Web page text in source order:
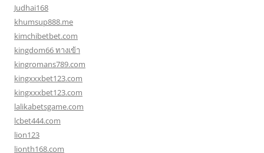
Judhai168
khumsup888.me
kimchibetbet.com
kingdom66 ทางเข้า
kingromans789.com
kingxxxbet123.com
kingxxxbet123.com
lalikabetsgame.com
lcbet444.com
lion123
lionth168.com